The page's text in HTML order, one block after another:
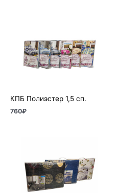
КПБ Полиэстер 1,5 сп.
760₽
3
700₽
–
6
000₽